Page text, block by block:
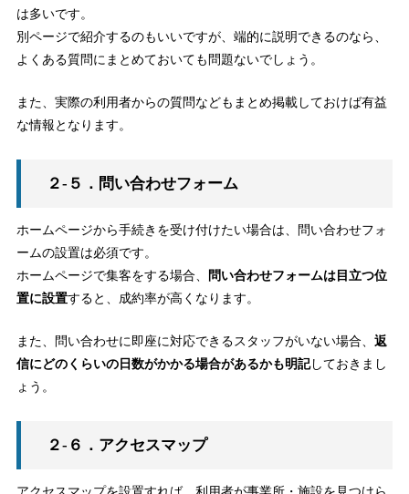
は多いです。
別ページで紹介するのもいいですが、端的に説明できるのなら、
よくある質問にまとめておいても問題ないでしょう。
また、実際の利用者からの質問などもまとめ掲載しておけば有益
な情報となります。
２-５．問い合わせフォーム
ホームページから手続きを受け付けたい場合は、問い合わせフォ
ームの設置は必須です。
ホームページで集客をする場合、
問い合わせフォームは目立つ位
置に設置すると、成約率が高くなります。
また、問い合わせに即座に対応できるスタッフがいない場合、 返
信にどのくらいの日数がかかる場合があるかも明記しておきまし
ょう。
２-６．アクセスマップ